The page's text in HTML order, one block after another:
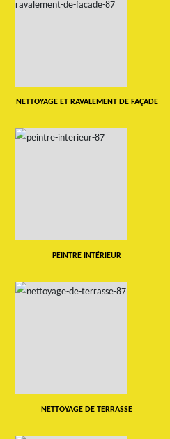
NETTOYAGE ET RAVALEMENT DE FAÇADE
PEINTRE INTÉRIEUR
NETTOYAGE DE TERRASSE